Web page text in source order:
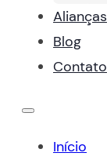
Alianças
Blog
Contato
Início